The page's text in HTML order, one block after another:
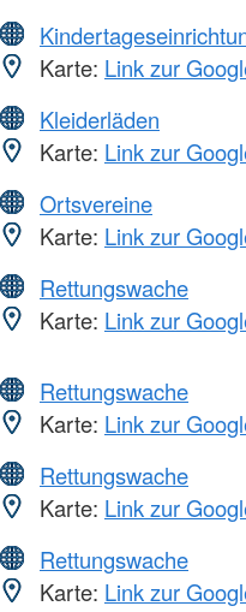
Karte: Link zur
Kleiderläden
Karte: Link zur
Ortsvereine
Karte: Link zur
Rettungswache
Karte: Link zur
Rettungswache
Karte: Link zur
Rettungswache
Karte: Link zur
Rettungswache
Karte: Link zur